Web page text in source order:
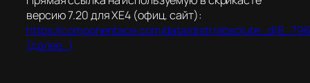
версию 7.20 для XE4 (офиц. сайт):
https://componentace.com/data/distr/
(далее…)